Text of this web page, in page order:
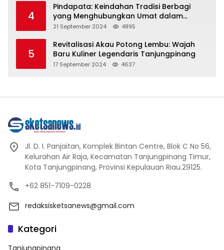
4
Pindapata: Keindahan Tradisi Berbagi
yang Menghubungkan Umat dalam
Spiritualitas dan Kebersamaan dalam
21 September 2024 4895
5
Revitalisasi Akau Potong Lembu: Wajah
Baru Kuliner Legendaris Tanjungpinang
17 September 2024 4637
Jl. D. I. Panjaitan, Komplek Bintan Centre, Blok C No 56,
Kelurahan Air Raja, Kecamatan Tanjungpinang Timur,
Kota Tanjungpinang, Provinsi Kepulauan Riau.29125.
+62 851-7109-0228
redaksisketsanews@gmail.com
Kategori